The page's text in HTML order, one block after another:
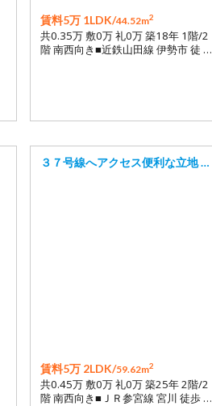
賃料5万 1LDK/44.52m2
共0.35万 敷0万 礼0万 築18年 1階/2
階 南西向き■近鉄山田線 伊勢市 徒 …
３７号線へアクセス便利な立地 …
賃料5万 2LDK/59.62m2
共0.45万 敷0万 礼0万 築25年 2階/2
階 南西向き■ＪＲ参宮線 宮川 徒歩 …